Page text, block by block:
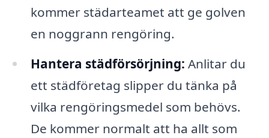
kommer städarteamet att ge golven
en noggrann rengöring.
Hantera städförsörjning: Anlitar du
ett städföretag slipper du tänka på
vilka rengöringsmedel som behövs.
De kommer normalt att ha allt som